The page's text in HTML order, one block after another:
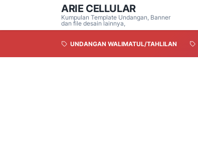
ARIE CELLULAR
Kumpulan Template Undangan, Banner
dan file desain lainnya,
UNDANGAN WALIMATUL/TAHLILAN